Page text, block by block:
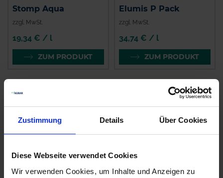
Zustimmung Details Über Cookies
Diese Webseite verwendet Cookies
Wir verwenden Cookies, um Inhalte und Anzeigen zu
Stomp Aqua
zzgl. MwSt.
19,34 € / l
ZUM PRODUKT
Elumis P Pack
zzgl. MwSt.
34,74 € / l
ZUM PRODUKT
Ähnliche Produkte